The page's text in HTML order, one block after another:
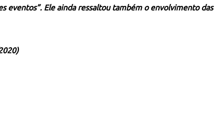
eventos”. Ele ainda ressaltou também o envolvimento das